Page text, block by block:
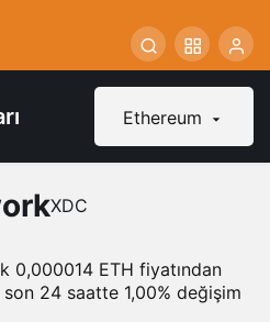
Ethereum
XDC
0,000014 ETH fiyatından
24 saatte 1,00% değişim